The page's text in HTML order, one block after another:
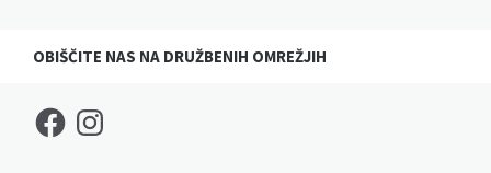
OBIŠČITE NAS NA DRUŽBENIH OMREŽJIH
FacebookInstagram